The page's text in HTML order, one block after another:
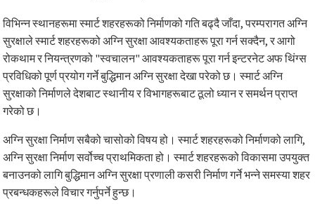
विभिन्न स्थानहरूमा स्मार्ट शहरहरूको निर्माणको गति बढ्दै जाँदा, परम्परागत अग्नि
सुरक्षाले स्मार्ट शहरहरूको अग्नि सुरक्षा आवश्यकताहरू पूरा गर्न सक्दैन, र आगो
रोकथाम र नियन्त्रणको "स्वचालन" आवश्यकताहरू पूरा गर्न इन्टरनेट अफ थिंग्स
प्रविधिको पूर्ण प्रयोग गर्ने बुद्धिमान अग्नि सुरक्षा देखा परेको छ। स्मार्ट अग्नि
सुरक्षाको निर्माणले देशबाट स्थानीय र विभागहरूबाट ठूलो ध्यान र समर्थन प्राप्त
गरेको छ।
अग्नि सुरक्षा निर्माण सबैको चासोको विषय हो। स्मार्ट शहरहरूको निर्माणको लागि,
अग्नि सुरक्षा निर्माण सर्वोच्च प्राथमिकता हो। स्मार्ट शहरहरूको विकासमा उपयुक्त
बनाउनको लागि बुद्धिमान अग्नि सुरक्षा प्रणाली कसरी निर्माण गर्ने भन्ने समस्या शहर
प्रबन्धकहरूले विचार गर्नुपर्ने हुन्छ।